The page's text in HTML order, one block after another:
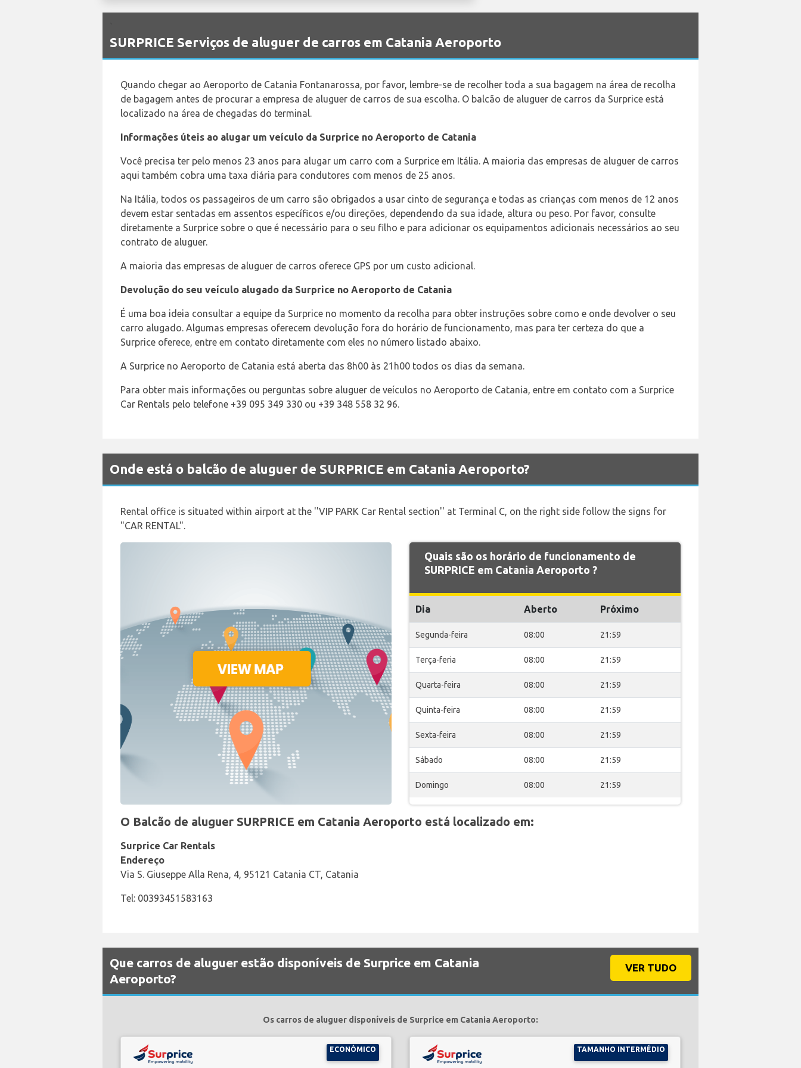
SURPRICE Serviços de aluguer de carros em Catania Aeroporto
Quando chegar ao Aeroporto de Catania Fontanarossa, por favor, lembre-se de recolher toda a sua bagagem na área de recolha
de bagagem antes de procurar a empresa de aluguer de carros de sua escolha. O balcão de aluguer de carros da Surprice está
localizado na área de chegadas do terminal.
Informações úteis ao alugar um veículo da Surprice no Aeroporto de Catania
Você precisa ter pelo menos 23 anos para alugar um carro com a Surprice em Itália. A maioria das empresas de aluguer de carros
aqui também cobra uma taxa diária para condutores com menos de 25 anos.
Na Itália, todos os passageiros de um carro são obrigados a usar cinto de segurança e todas as crianças com menos de 12 anos
devem estar sentadas em assentos específicos e/ou direções, dependendo da sua idade, altura ou peso. Por favor, consulte
diretamente a Surprice sobre o que é necessário para o seu filho e para adicionar os equipamentos adicionais necessários ao seu
contrato de aluguer.
A maioria das empresas de aluguer de carros oferece GPS por um custo adicional.
Devolução do seu veículo alugado da Surprice no Aeroporto de Catania
É uma boa ideia consultar a equipe da Surprice no momento da recolha para obter instruções sobre como e onde devolver o seu
carro alugado. Algumas empresas oferecem devolução fora do horário de funcionamento, mas para ter certeza do que a
Surprice oferece, entre em contato diretamente com eles no número listado abaixo.
A Surprice no Aeroporto de Catania está aberta das 8h00 às 21h00 todos os dias da semana.
Para obter mais informações ou perguntas sobre aluguer de veículos no Aeroporto de Catania, entre em contato com a Surprice
Car Rentals pelo telefone +39 095 349 330 ou +39 348 558 32 96.
Onde está o balcão de aluguer de SURPRICE em Catania Aeroporto?
Rental office is situated within airport at the ''VIP PARK Car Rental section'' at Terminal C, on the right side follow the signs for
"CAR RENTAL".
Quais são os horário de funcionamento de
SURPRICE em Catania Aeroporto ?
Dia Aberto Próximo
Segunda-feira 08:00 21:59
Terça-feria 08:00 21:59
Quarta-feira 08:00 21:59
Quinta-feira 08:00 21:59
Sexta-feira 08:00 21:59
Sábado 08:00 21:59
Domingo 08:00 21:59
O Balcão de aluguer SURPRICE em Catania Aeroporto está localizado em:
Surprice Car Rentals
Endereço
Via S. Giuseppe Alla Rena, 4, 95121 Catania CT, Catania
Tel: 00393451583163
Que carros de aluguer estão disponíveis de Surprice em Catania
Aeroporto?
VER TUDO
Os carros de aluguer disponíveis de Surprice em Catania Aeroporto:
ECONÓMICO TAMANHO INTERMÉDIO